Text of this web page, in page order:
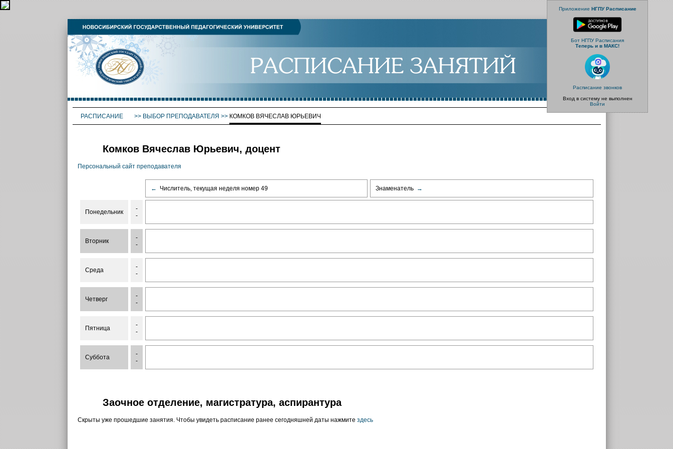
Приложение НГПУ Расписание
Бот НГПУ Расписания
Теперь и в МАКС!
Расписание звонков
Вход в систему не выполнен
Войти
РАСПИСАНИЕ >> ВЫБОР ПРЕПОДАВАТЕЛЯ >> КОМКОВ ВЯЧЕСЛАВ ЮРЬЕВИЧ
Комков Вячеслав Юрьевич, доцент
Персональный сайт преподавателя
← Числитель, текущая неделя номер 49 Знаменатель →
Понедельник
-
-
Вторник
-
-
Среда
-
-
Четверг
-
-
Пятница
-
-
Суббота
-
-
Заочное отделение, магистратура, аспирантура
Скрыты уже прошедшие занятия. Чтобы увидеть расписание ранее сегодняшней даты нажмите здесь